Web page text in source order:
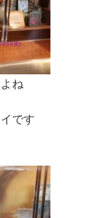
ね
です